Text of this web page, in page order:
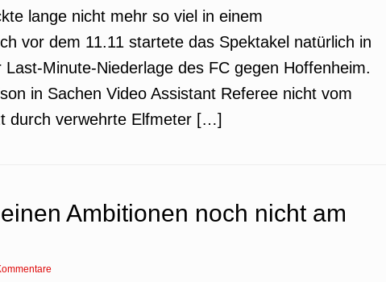
lange nicht mehr so viel in einem
vor dem 11.11 startete das Spektakel natürlich in
Minute-Niederlage des FC gegen Hoffenheim.
in Sachen Video Assistant Referee nicht vom
durch verwehrte Elfmeter […]
Ambitionen noch nicht am